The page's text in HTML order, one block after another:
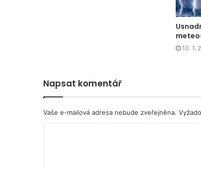
10. 1.
Napsat komentář
Vaše e-mailová adresa nebude zveřejněna.